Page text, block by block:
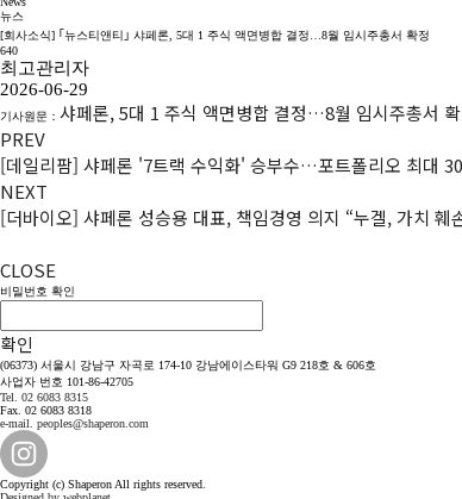
뉴스
[회사소식] ｢뉴스티앤티｣ 샤페론, 5대 1 주식 액면병합 결정…8월 임시주총서 확정
640
최고관리자
2026-06-29
기사원문： 샤페론, 5대 1 주식 액면병합 결정…8월 임시주총서
PREV
[데일리팜] 샤페론 '7트랙 수익화' 승부수…포트폴리오 최대
NEXT
[더바이오] 샤페론 성승용 대표, 책임경영 의지 “누겔, 가치
CLOSE
비밀번호 확인
확인
(06373) 서울시 강남구 자곡로 174-10 강남에이스타워 G9 218호 & 606호
사업자 번호 101-86-42705
Tel. 02 6083 8315
Fax. 02 6083 8318
e-mail. peoples@shaperon.com
Copyright (c) Shaperon All rights reserved.